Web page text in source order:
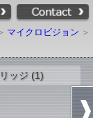
マイクロビジョン
ッジ (1)